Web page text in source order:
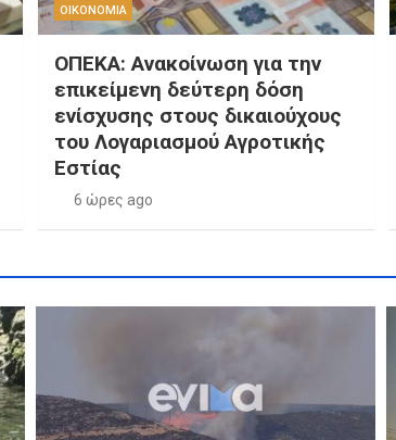
ΟΙΚΟΝΟΜΙΑ
ΟΠΕΚΑ: Ανακοίνωση για την
επικείμενη δεύτερη δόση
ενίσχυσης στους δικαιούχους
του Λογαριασμού Αγροτικής
Εστίας
6 ώρες ago